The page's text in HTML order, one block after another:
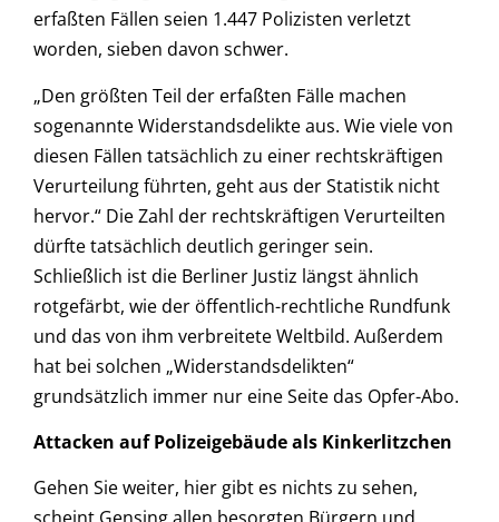
erfaßten Fällen seien 1.447 Polizisten verletzt
worden, sieben davon schwer.
„Den größten Teil der erfaßten Fälle machen
sogenannte Widerstandsdelikte aus. Wie viele von
diesen Fällen tatsächlich zu einer rechtskräftigen
Verurteilung führten, geht aus der Statistik nicht
hervor.“ Die Zahl der rechtskräftigen Verurteilten
dürfte tatsächlich deutlich geringer sein.
Schließlich ist die Berliner Justiz längst ähnlich
rotgefärbt, wie der öffentlich-rechtliche Rundfunk
und das von ihm verbreitete Weltbild. Außerdem
hat bei solchen „Widerstandsdelikten“
grundsätzlich immer nur eine Seite das Opfer-Abo.
Attacken auf Polizeigebäude als Kinkerlitzchen
Gehen Sie weiter, hier gibt es nichts zu sehen,